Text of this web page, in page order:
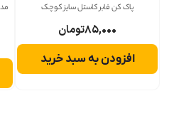
پاک کن فابر کاستل سایز کوچک
۸۵,۰۰۰تومان
افزودن به سبد خرید